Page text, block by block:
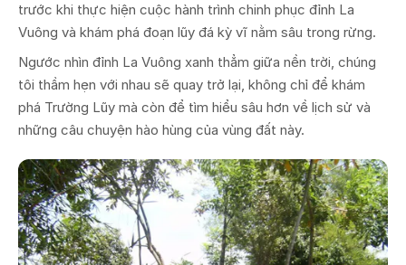
trước khi thực hiện cuộc hành trình chinh phục đỉnh La
Vuông và khám phá đoạn lũy đá kỳ vĩ nằm sâu trong rừng.
Ngước nhìn đỉnh La Vuông xanh thẳm giữa nền trời, chúng
tôi thầm hẹn với nhau sẽ quay trở lại, không chỉ để khám
phá Trường Lũy mà còn để tìm hiểu sâu hơn về lịch sử và
những câu chuyện hào hùng của vùng đất này.